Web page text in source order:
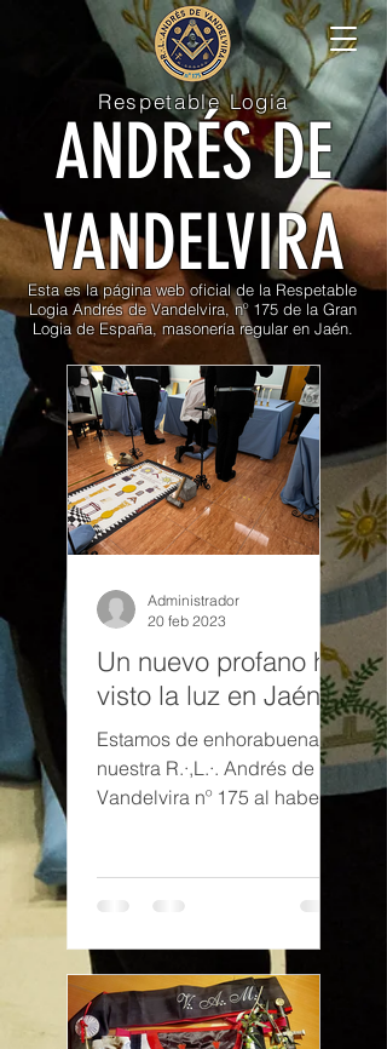
Respetable Logia
ANDRÉS DE
VANDELVIRA
Esta es la página web oficial de la Respetable
Logia Andrés de Vandelvira, nº 175 de la Gran
Logia de España, masonería regular en Jaén.
Un nuevo profano ha
visto la luz en Jaén
Estamos de enhorabuena en
nuestra R.·,L.·. Andrés de
Vandelvira nº 175 al haber
Administrador
20 feb 2023